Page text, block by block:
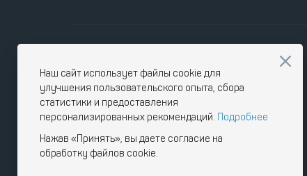
Наш сайт использует файлы cookie для
улучшения пользовательского опыта, сбора
статистики и предоставления
персонализированных рекомендаций. Подробнее
Нажав «Принять», вы даете согласие на
обработку файлов cookie.